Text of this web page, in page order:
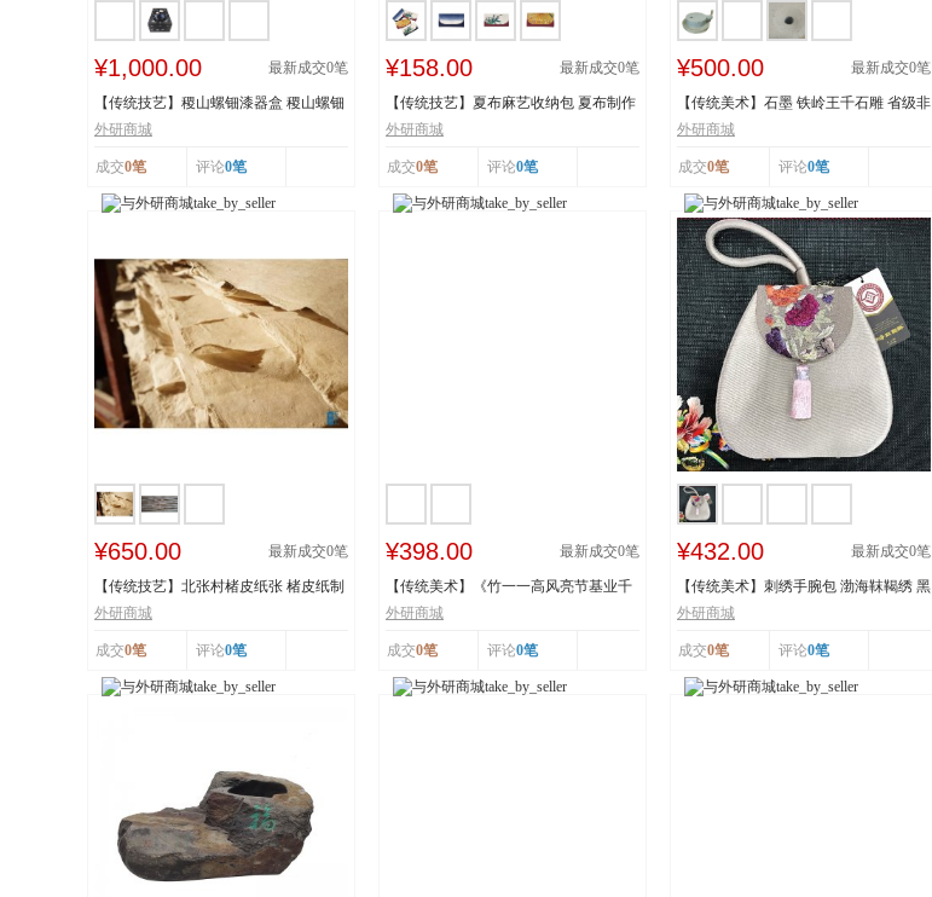
¥1,000.00 最新成交0笔
【传统技艺】稷山螺钿漆器盒 稷山螺钿
漆器髹饰技...
外研商城
成交0笔 评论0笔
¥158.00 最新成交0笔
【传统技艺】夏布麻艺收纳包 夏布制作
技艺 国家级...
外研商城
成交0笔 评论0笔
¥500.00 最新成交0笔
【传统美术】石墨 铁岭王千石雕 省级非
物质文化遗...
外研商城
成交0笔 评论0笔
¥650.00 最新成交0笔
【传统技艺】北张村楮皮纸张 楮皮纸制
作技艺 国...
外研商城
成交0笔 评论0笔
¥398.00 最新成交0笔
【传统美术】《竹一一高风亮节基业千
秋》 福禄亿家...
外研商城
成交0笔 评论0笔
¥432.00 最新成交0笔
【传统美术】刺绣手腕包 渤海靺鞨绣 黑
龙江省牡丹...
外研商城
成交0笔 评论0笔